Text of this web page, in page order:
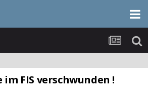
FIS verschwunden !